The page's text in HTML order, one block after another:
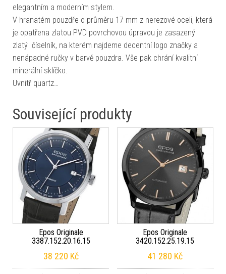
elegantním a moderním stylem.
V hranatém pouzdře o průměru 17 mm z nerezové oceli, která
je opatřena zlatou PVD povrchovou úpravou je zasazený
zlatý číselník, na kterém najdeme decentní logo značky a
nenápadné ručky v barvě pouzdra. Vše pak chrání kvalitní
minerální sklíčko.
Uvnitř quartz…
Související produkty
Epos Originale
3387.152.20.16.15
38 220 Kč
Epos Originale
3420.152.25.19.15
41 280 Kč